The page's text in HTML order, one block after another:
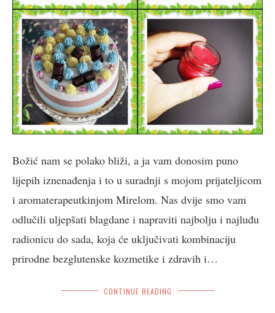
Božić nam se polako bliži, a ja vam donosim puno
lijepih iznenađenja i to u suradnji s mojom prijateljicom
i aromaterapeutkinjom Mirelom. Nas dvije smo vam
odlučili uljepšati blagdane i napraviti najbolju i najluđu
radionicu do sada, koja će uključivati kombinaciju
prirodne bezglutenske kozmetike i zdravih i…
CONTINUE READING